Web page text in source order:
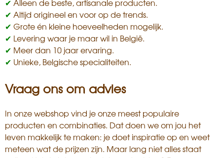
✔ Alleen de beste, artisanale producten.
✔ Altijd origineel en voor op de trends.
✔ Grote én kleine hoeveelheden mogelijk.
✔ Levering waar je maar wil in België.
✔ Meer dan 10 jaar ervaring.
✔ Unieke, Belgische specialiteiten.
Vraag ons om advies
In onze webshop vind je onze meest populaire
producten en combinaties. Dat doen we om jou het
leven makkelijk te maken: je doet inspiratie op en weet
meteen wat de prijzen zijn. Maar lang niet alles staat